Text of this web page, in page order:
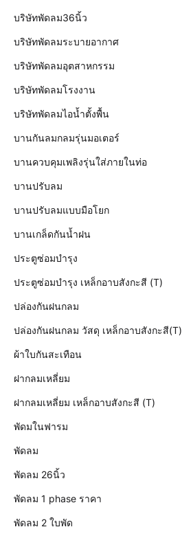
บริษัทพัดลม36นิ้ว
บริษัทพัดลมระบายอากาศ
บริษัทพัดลมอุตสาหกรรม
บริษัทพัดลมโรงงาน
บริษัทพัดลมไอน้ำตั้งพื้น
บานกันลมกลมรุ่นมอเตอร์
บานควบคุมเพลิงรุ่นใส่ภายในท่อ
บานปรับลม
บานปรับลมแบบมือโยก
บานเกล็ดกันน้ำฝน
ประตูซ่อมบำรุง
ประตูซ่อมบำรุง เหล็กอาบสังกะสี (T)
ปล่องกันฝนกลม
ปล่องกันฝนกลม วัสดุ เหล็กอาบสังกะสี(T)
ผ้าใบกันสะเทือน
ฝากลมเหลี่ยม
ฝากลมเหลี่ยม เหล็กอาบสังกะสี (T)
พัดมในฟารม
พัดลม
พัดลม 26นิ้ว
พัดลม 1 phase ราคา
พัดลม 2 ใบพัด